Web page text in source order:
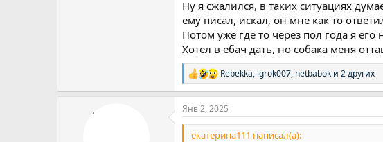
Ну я сжалился, в таких ситуациях
ему писал, искал, он мне как то
Потом уже где то через пол года я
Хотел в ебач дать, но собака меня
Р
е
а
к
ц
и
Rebekka, igrok007, netbabok и 2 других
Янв 2, 2025
екатерина111 написал(а):